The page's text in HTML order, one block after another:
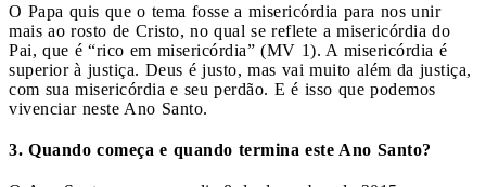
O Papa quis que o tema fosse a misericórdia para nos unir
mais ao rosto de Cristo, no qual se reflete a misericórdia do
Pai, que é “rico em misericórdia” (MV 1). A misericórdia é
superior à justiça. Deus é justo, mas vai muito além da justiça,
com sua misericórdia e seu perdão. E é isso que podemos
vivenciar neste Ano Santo.
3. Quando começa e quando termina este Ano Santo?